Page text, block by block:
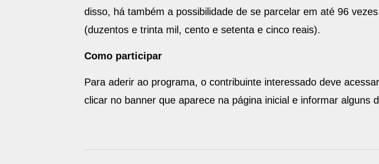
disso, há também a possibilidade de se parcelar em até 96
(duzentos e trinta mil, cento e setenta e cinco reais).
Como participar
Para aderir ao programa, o contribuinte interessado deve
clicar no banner que aparece na página inicial e informar alguns